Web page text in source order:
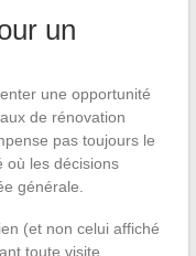
un
une opportunité
de rénovation
pas toujours le
où les décisions
générale.
(et non celui affiché
toute visite